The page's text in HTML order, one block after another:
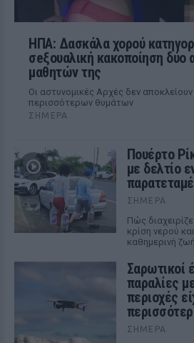
ΗΠΑ: Δασκάλα χορού
σeξουαλική κακοποίηση δύο
μαθητών της
Οι αστυνομικές Αρχές δεν
περισσότερων θυμάτων
ΣΉΜΕΡΑ
Πουέρτο
με δελτίο
ΣΉΜΕΡΑ
Πώς
κρίση νερού
καθημερινή
Σαρωτικοί
παραλίες
περιοχές
ΣΉΜΕΡΑ